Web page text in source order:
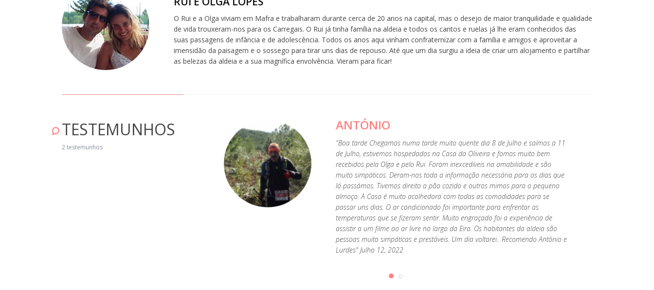
O Rui e a Olga viviam em Mafra e trabalharam durante cerca de 20 anos na capital, mas o desejo de maior tranquilidade e qualidade
de vida trouxeram-nos para os Carregais. O Rui já tinha família na aldeia e todos os cantos e ruelas já lhe eram conhecidos das
suas passagens de infância e de adolescência. Todos os anos aqui vinham confraternizar com a família e amigos e aproveitar a
imensidão da paisagem e o sossego para tirar uns dias de repouso. Até que um dia surgiu a ideia de criar um alojamento e partilhar
as belezas da aldeia e a sua magnífica envolvência. Vieram para ficar!
TESTEMUNHOS
2 testemunhos
comodidade e acomodações. Receção por parte dos proprietários
ANTÓNIO
"Boa tarde Chegamos numa tarde muito quente dia 8 de Julho e saímos a 11
de Julho, estivemos hospedados na Casa da Oliveira e fomos muito bem
recebidos pela Olga e pelo Rui. Foram inexcedíveis na amabilidade e são
muito simpáticos. Deram-nos toda a informação necessária para os dias que
lá passámos. Tivemos direito a pão cozido e outros mimos para o pequeno
almoço. A Casa é muito acolhedora com todas as comodidades para se
passar uns dias. O ar condicionado foi importante para enfrentar as
temperaturas que se fizeram sentir. Muito engraçado foi a experiência de
assistir a um filme ao ar livre no largo da Eira. Os habitantes da aldeia são
pessoas muito simpáticas e prestáveis. Um dia voltarei.. Recomendo António e
Lurdes" Julho 12, 2022